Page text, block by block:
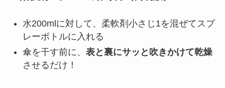
水200mlに対して、柔軟剤小さじ1を混ぜてスプ
レーボトルに入れる
傘を干す前に、 表と裏にサッと吹きかけて乾燥
させるだけ！